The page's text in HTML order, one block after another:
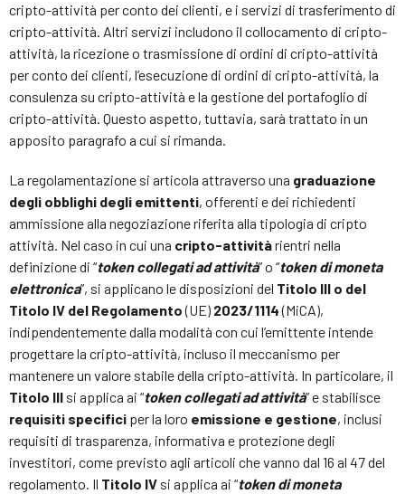
cripto-attività per conto dei clienti, e i servizi di trasferimento di
cripto-attività. Altri servizi includono il collocamento di cripto-
attività, la ricezione o trasmissione di ordini di cripto-attività
per conto dei clienti, l’esecuzione di ordini di cripto-attività, la
consulenza su cripto-attività e la gestione del portafoglio di
cripto-attività. Questo aspetto, tuttavia, sarà trattato in un
apposito paragrafo a cui si rimanda.
La regolamentazione si articola attraverso una graduazione
degli obblighi degli emittenti, offerenti e dei richiedenti
ammissione alla negoziazione riferita alla tipologia di cripto
attività. Nel caso in cui una cripto-attivitàrientri nella
definizione di “token collegati ad attività” o “token di moneta
elettronica”, si applicano le disposizioni del Titolo III o del
Titolo IV del Regolamento(UE) 2023/1114(MiCA),
indipendentemente dalla modalità con cui l’emittente intende
progettare la cripto-attività, incluso il meccanismo per
mantenere un valore stabile della cripto-attività. In particolare, il
Titolo III si applica ai “token collegati ad attività” e stabilisce
requisiti specifici per la loro emissione e gestione, inclusi
requisiti di trasparenza, informativa e protezione degli
investitori, come previsto agli articoli che vanno dal 16 al 47 del
regolamento. Il Titolo IV si applica ai “token di moneta